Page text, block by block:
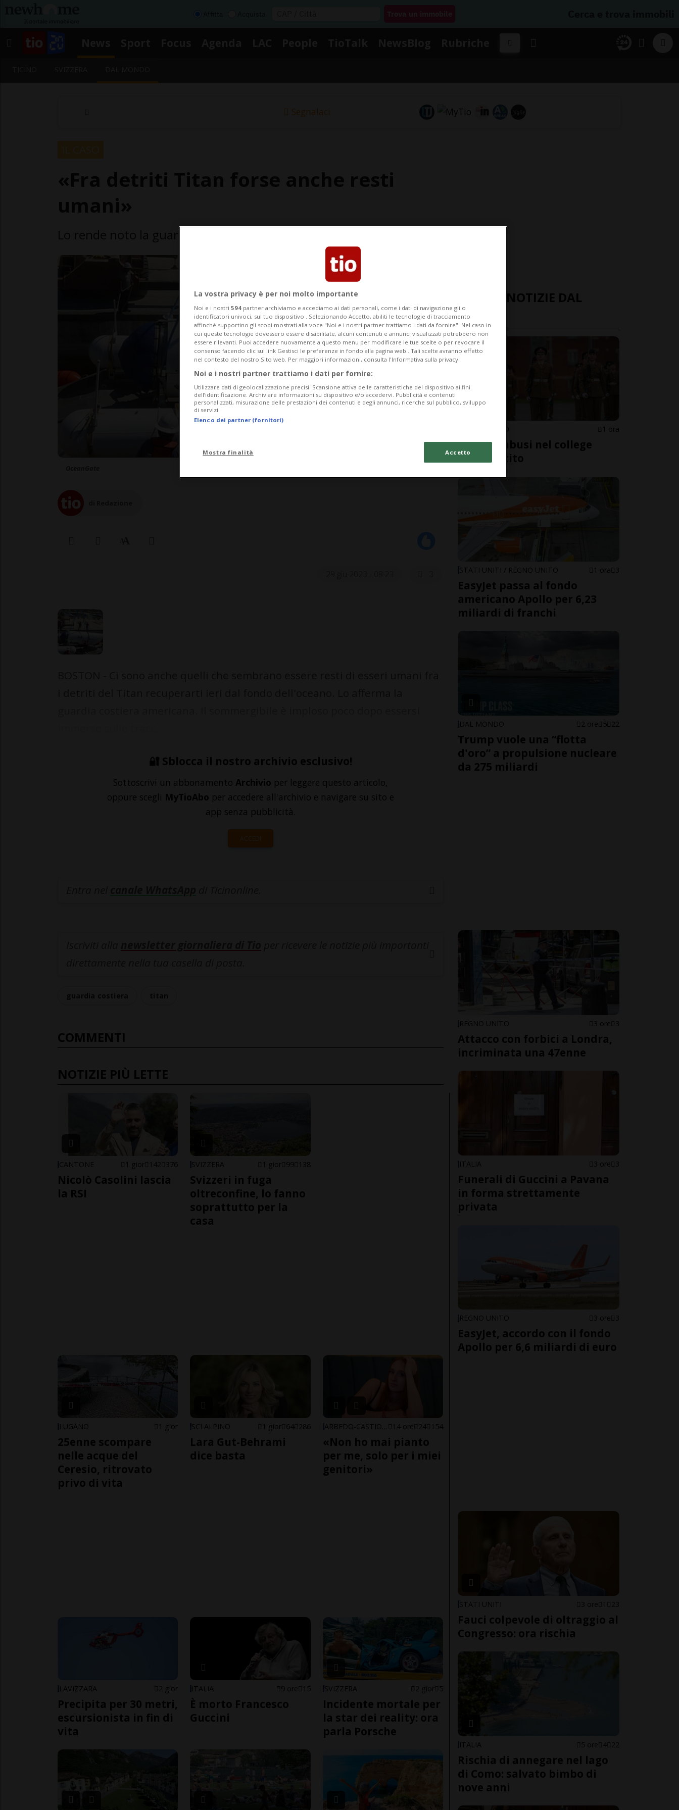
Segnalaci
🔐 Sblocca il nostro archivio esclusivo!
Sottoscrivi un abbonamento Archivio per leggere questo articolo,
oppure scegli MyTioAbo per accedere all'archivio e navigare su sito e
app senza pubblicità.
ACCEDI
COMMENTI
NOTIZIE PIÙ LETTE
CANTONE 1 gior 142 376
Nicolò Casolini lascia
la RSI
SVIZZERA 1 gior 99 138
Svizzeri in fuga
oltreconfine, lo fanno
soprattutto per la
casa
LUGANO 1 gior
25enne scompare
nelle acque del
Ceresio, ritrovato
privo di vita
SCI ALPINO 1 gior 64 286
Lara Gut-Behrami
dice basta
14 ore 24 154
«Non ho mai pianto
per me, solo per i miei
genitori»
LAVIZZARA 2 gior
Precipita per 30 metri,
escursionista in fin di
vita
ITALIA 9 ore 15
È morto Francesco
Guccini
SVIZZERA 2 gior 5
Incidente mortale per
la star dei reality: ora
parla Porsche
ULTIME NOTIZIE DAL
MONDO
1 ora
Stupri e abusi nel college
dell’esercito
STATI UNITI / REGNO UNITO 1 ora 3
EasyJet passa al fondo
americano Apollo per 6,23
miliardi di franchi
DAL MONDO 2 ore 5 22
Trump vuole una “flotta
d'oro” a propulsione nucleare
da 275 miliardi
REGNO UNITO 3 ore 3
Attacco con forbici a Londra,
incriminata una 47enne
ITALIA 3 ore 3
Funerali di Guccini a Pavana
in forma strettamente
privata
REGNO UNITO 3 ore 3
EasyJet, accordo con il fondo
Apollo per 6,6 miliardi di euro
STATI UNITI 3 ore 1 23
Fauci colpevole di oltraggio al
Congresso: ora rischia
ITALIA 5 ore 4 22
Rischia di annegare nel lago
di Como: salvato bimbo di
nove anni
La vostra privacy è per noi molto importante
Noi e i nostri 594 partner archiviamo e accediamo ai dati personali, come i dati di navigazione gli o
identificatori univoci, sul tuo dispositivo . Selezionando Accetto, abiliti le tecnologie di tracciamento
affinché supportino gli scopi mostrati alla voce "Noi e i nostri partner trattiamo i dati da fornire". Nel caso in
cui queste tecnologie dovessero essere disabilitate, alcuni contenuti e annunci visualizzati potrebbero non
essere rilevanti. Puoi accedere nuovamente a questo menu per modificare le tue scelte o per revocare il
consenso facendo clic sul link Gestisci le preferenze in fondo alla pagina web.. Tali scelte avranno effetto
nel contesto del nostro Sito web. Per maggiori informazioni, consulta l'Informativa sulla privacy.
Noi e i nostri partner trattiamo i dati per fornire:
Utilizzare dati di geolocalizzazione precisi. Scansione attiva delle caratteristiche del dispositivo ai fini
dell’identificazione. Archiviare informazioni su dispositivo e/o accedervi. Pubblicità e contenuti
personalizzati, misurazione delle prestazioni dei contenuti e degli annunci, ricerche sul pubblico, sviluppo
di servizi.
Elenco dei partner (fornitori)
Mostra finalità Accetto